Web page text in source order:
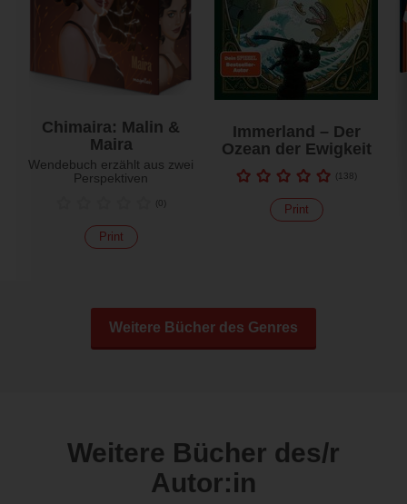
Chimaira: Malin &
Maira
Wendebuch erzählt aus zwei
Perspektiven
(0)
Print
Immerland – Der
Ozean der Ewigkeit
(138)
Print
Weitere Bücher des Genres
Weitere Bücher des/r
Autor:in